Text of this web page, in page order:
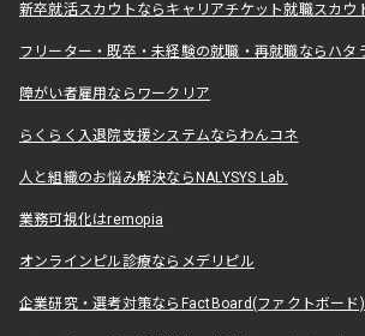
新卒就活スカウトならキャリアチケット就職スカウ
フリーター・既卒・未経験の就職・再就職ならハタ
障がい者雇用ならワークリア
らくらく入退院支援システムならわんコネ
人と組織のお悩み解決ならNALYSYS Lab.
業務可視化はremopia
オンラインピル診療ならメデリピル
企業研究・選考対策ならFactBoard(ファクトボード)